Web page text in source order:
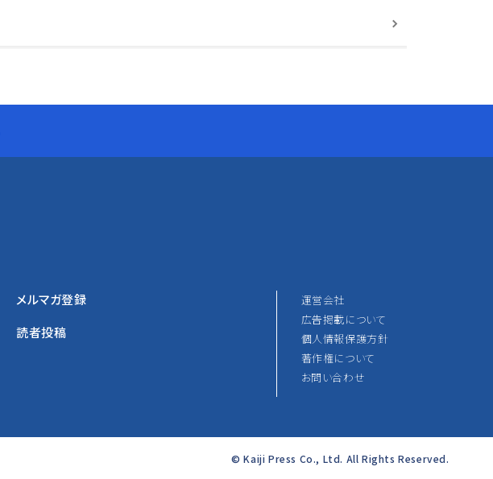
メルマガ登録
読者投稿
運営会社
広告掲載について
個人情報保護方針
著作権について
お問い合わせ
© Kaiji Press Co., Ltd. All Rights Reserved.